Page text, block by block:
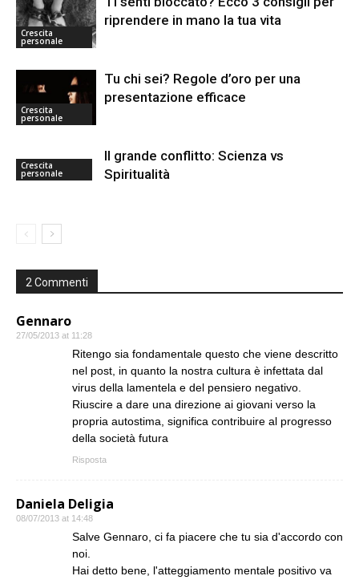
Crescita
personale
riprendere in mano la tua vita
Crescita
personale
Tu chi sei? Regole d’oro per una
presentazione efficace
Crescita
personale
Il grande conflitto: Scienza vs
Spiritualità
2 Commenti
Gennaro
27/05/2013 at 11:28
Ritengo sia fondamentale questo che viene descritto
nel post, in quanto la nostra cultura è infettata dal
virus della lamentela e del pensiero negativo.
Riuscire a dare una direzione ai giovani verso la
propria autostima, significa contribuire al progresso
della società futura
Risposta
Daniela Deligia
08/07/2013 at 14:48
Salve Gennaro, ci fa piacere che tu sia d'accordo con
noi.
Hai detto bene, l'atteggiamento mentale positivo va